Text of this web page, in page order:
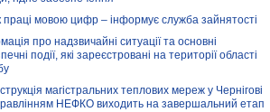
праці мовою цифр – інформує служба зайнятості
про надзвичайні ситуації та основні
події, які зареєстровані на території області
магістральних теплових мереж у Чернігові
НЕФКО виходить на завершальний етап